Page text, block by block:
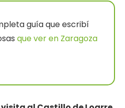
guía que escribí
que ver en Zaragoza